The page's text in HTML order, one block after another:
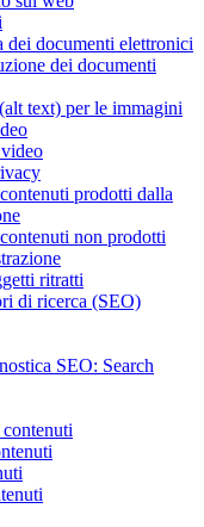
dei documenti elettronici
dei documenti
text) per le immagini
prodotti dalla
non prodotti
ritratti
di ricerca (SEO)
SEO: Search